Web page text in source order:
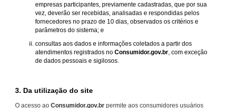
empresas participantes, previamente cadastradas, que por sua
vez, deverão ser recebidas, analisadas e respondidas pelos
fornecedores no prazo de 10 dias, observados os critérios e
parâmetros do sistema; e
consultas aos dados e informações coletados a partir dos
atendimentos registrados no Consumidor.gov.br , com exceção
de dados pessoais e sigilosos.
3. Da utilização do site
O acesso ao Consumidor.gov.br permite aos consumidores usuários